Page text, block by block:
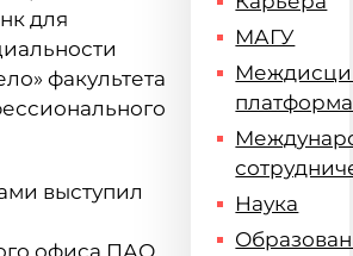
для
факультета
выступил
офиса ПАО
МАГУ
платформа
Наука